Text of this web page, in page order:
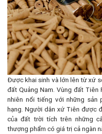
Được khai sinh và lớn lên từ xứ
đất Quảng Nam. Vùng đất
nhiên nổi tiếng với những sản
hạng. Người dân xứ Tiên được
của đất trời tích trên những
thượng phẩm có giá trị cả ngàn